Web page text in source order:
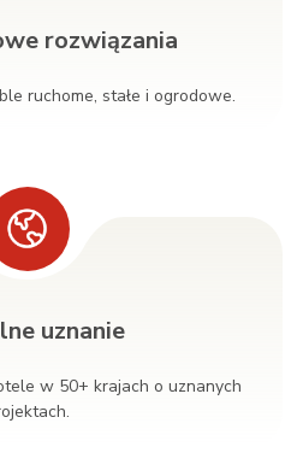
rozwiązania
ruchome, stałe i ogrodowe.
uznanie
w 50+ krajach o uznanych